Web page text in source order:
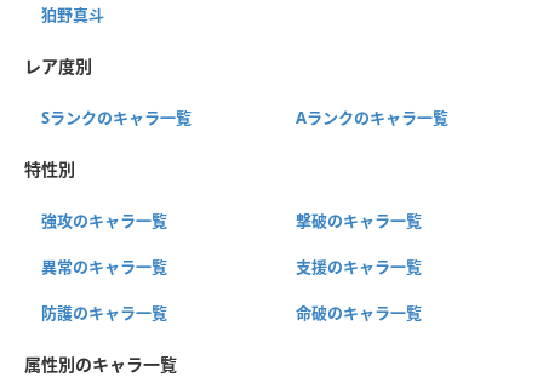
狛野真斗
レア度別
Sランクのキャラ一覧 Aランクのキャラ一覧
特性別
強攻のキャラ一覧 撃破のキャラ一覧
異常のキャラ一覧 支援のキャラ一覧
防護のキャラ一覧 命破のキャラ一覧
属性別のキャラ一覧